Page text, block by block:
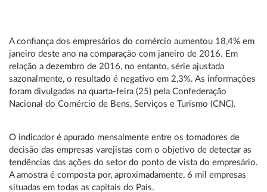
A confiança dos empresários do comércio aumentou 18,4% em
janeiro deste ano na comparação com janeiro de 2016. Em
relação a dezembro de 2016, no entanto, série ajustada
sazonalmente, o resultado é negativo em 2,3%. As informações
foram divulgadas na quarta-feira (25) pela Confederação
Nacional do Comércio de Bens, Serviços e Turismo (CNC).
O indicador é apurado mensalmente entre os tomadores de
decisão das empresas varejistas com o objetivo de detectar as
tendências das ações do setor do ponto de vista do empresário.
A amostra é composta por, aproximadamente, 6 mil empresas
situadas em todas as capitais do País.